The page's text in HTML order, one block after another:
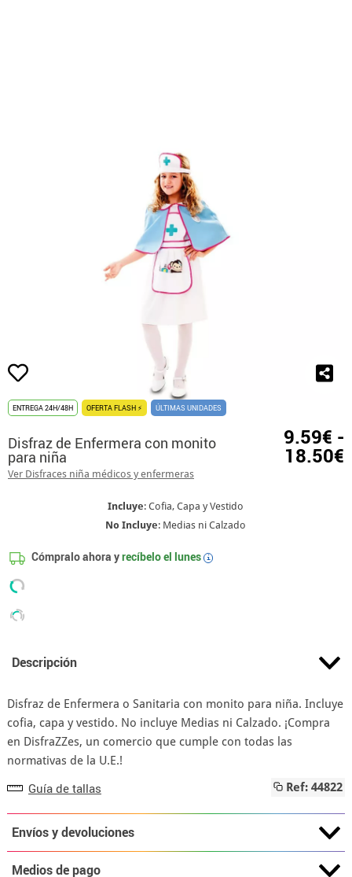
ENTREGA 24H/48H OFERTA FLASH ⚡ ÚLTIMAS UNIDADES
Disfraz de Enfermera con monito
para niña
Ver Disfraces niña médicos y enfermeras
9.59€ -
18.50€
Incluye: Cofia, Capa y Vestido
No Incluye: Medias ni Calzado
Cómpralo ahora yrecíbelo el lunes i
Descripción
Disfraz de Enfermera o Sanitaria con monito para niña. Incluye
cofia, capa y vestido. No incluye Medias ni Calzado. ¡Compra
en DisfraZZes, un comercio que cumple con todas las
normativas de la U.E.!
Guía de tallas Ref: 44822
Envíos y devoluciones
Medios de pago